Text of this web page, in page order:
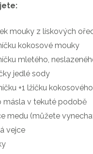
mouky z lískových
kokosové mouky
mletého,
jedlé sody
+1 lžičku
másla v tekuté podobě
medu (můžete
vejce